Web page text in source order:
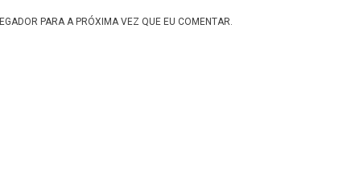
PARA A PRÓXIMA VEZ QUE EU COMENTAR.